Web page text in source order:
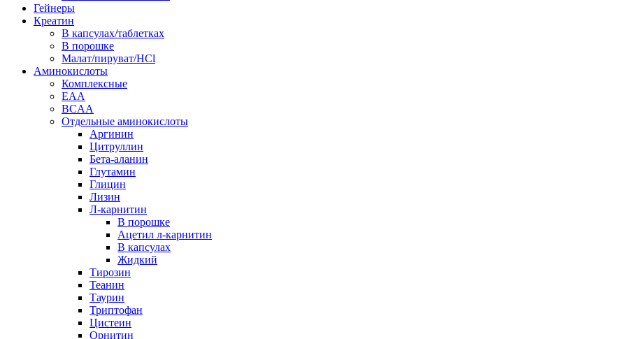
Гейнеры
Креатин
В капсулах/таблетках
В порошке
Малат/пируват/HCl
Аминокислоты
Комплексные
EAA
BCAA
Отдельные аминокислоты
Аргинин
Цитруллин
Бета-аланин
Глутамин
Глицин
Лизин
Л-карнитин
В порошке
Ацетил л-карнитин
В капсулах
Жидкий
Тирозин
Теанин
Таурин
Триптофан
Цистеин
Орнитин